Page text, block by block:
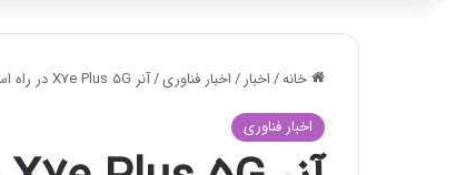
خانه/اخبار/اخبار فناوری/آنر X7e Plus 5G در راه است؛ نسخه پیشرفته‌تر X7e به زودی معرفی می‌شود!
اخبار فناوری